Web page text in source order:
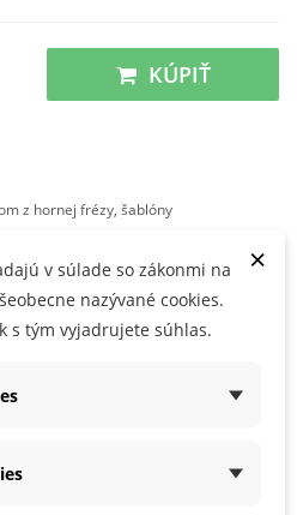
KÚPIŤ
z hornej frézy, šablóny
SZ 20
×
v súlade so zákonmi na
nazývané cookies.
s tým vyjadrujete súhlas.